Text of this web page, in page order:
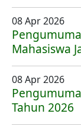
08 Apr 2026
Mahasiswa
08 Apr 2026
Tahun 2026